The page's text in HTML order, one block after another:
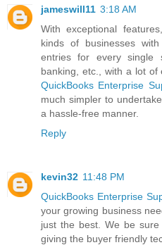
jameswill11 3:18 AM
With exceptional
kinds of businesses with
entries for every single
banking, etc., with a lot
QuickBooks Enterprise
much simpler to
a hassle-free manner.
Reply
kevin32 11:48 PM
QuickBooks Enterprise
your growing business
just the best. We be
giving the buyer friendly